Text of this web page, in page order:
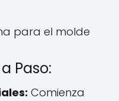
para el molde
Paso:
Comienza